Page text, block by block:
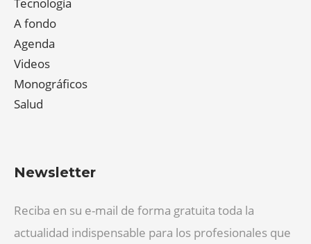
A fondo
Agenda
Videos
Monográficos
Salud
Newsletter
Reciba en su e-mail de forma gratuita toda la
actualidad indispensable para los profesionales que